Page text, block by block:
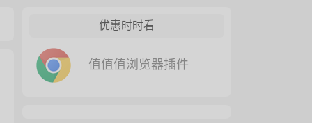
优惠时时看
值值值浏览器插件